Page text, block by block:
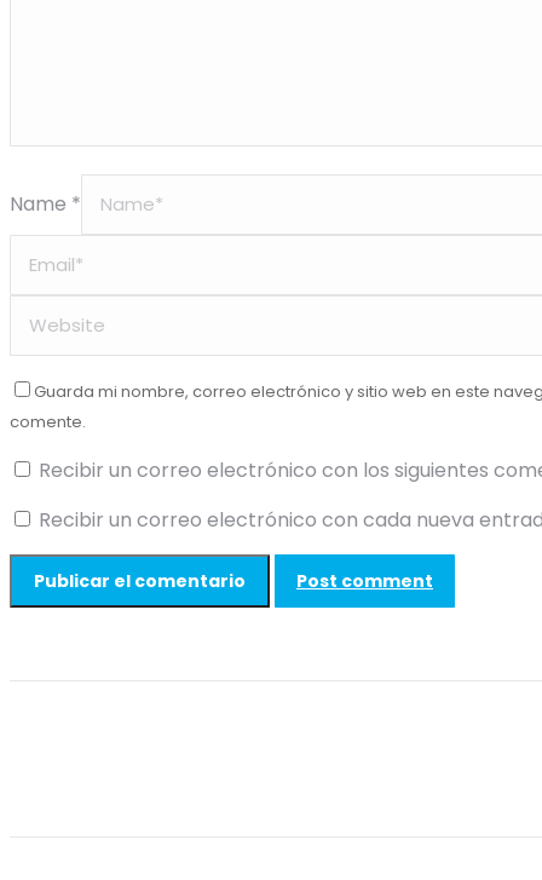
Name *
Guarda mi nombre, correo electrónico y sitio web en este
comente.
Recibir un correo electrónico con los siguientes
Recibir un correo electrónico con cada nueva
Post comment